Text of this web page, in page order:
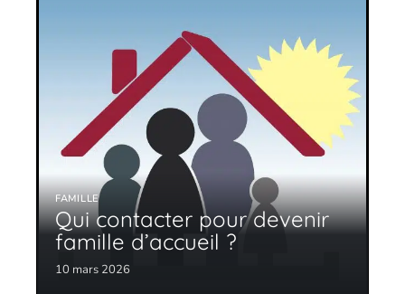
FAMILLE
Qui contacter pour devenir
famille d’accueil ?
10 mars 2026